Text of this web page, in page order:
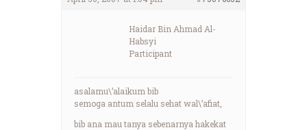
Haidar Bin Ahmad Al-
Habsyi
Participant
asalamu\’alaikum bib
semoga antum selalu sehat wal\’afiat,
bib ana mau tanya sebenarnya hakekat